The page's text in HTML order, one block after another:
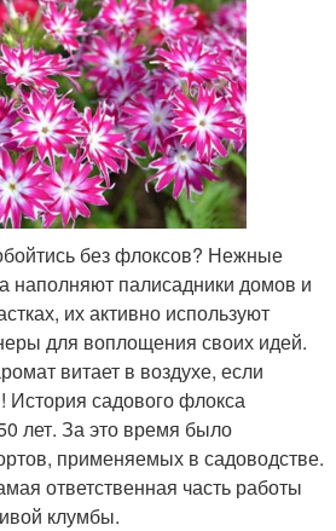
без флоксов? Нежные
наполняют палисадники домов и
их активно используют
для воплощения своих идей.
витает в воздухе, если
История садового флокса
лет. За это время было
применяемых в садоводстве.
ответственная часть работы
клумбы.